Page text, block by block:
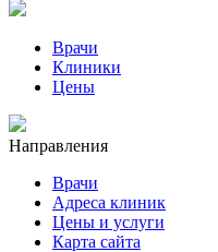
Врачи
Клиники
Цены
Направления
Врачи
Адреса клиник
Цены и услуги
Карта сайта